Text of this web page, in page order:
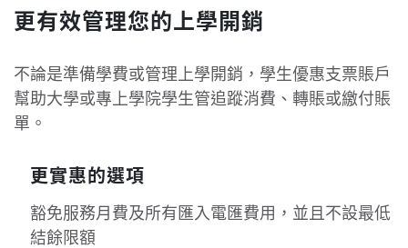
更有效管理您的上學開銷
不論是準備學費或管理上學開銷，學生優惠支票賬戶
幫助大學或專上學院學生管追蹤消費、轉賬或繳付賬
單。
更實惠的選項
豁免服務月費及所有匯入電匯費用，並且不設最低
結餘限額